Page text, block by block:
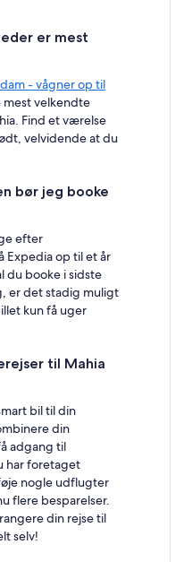
er mest
- vågner op til
mest velkendte
Find et værelse
velvidende at du
bør jeg booke
efter
Expedia op til et år
du booke i sidste
er det stadig muligt
kun få uger
til Mahia
bil til din
din
adgang til
har foretaget
nogle udflugter
flere besparelser.
din rejse til
selv!